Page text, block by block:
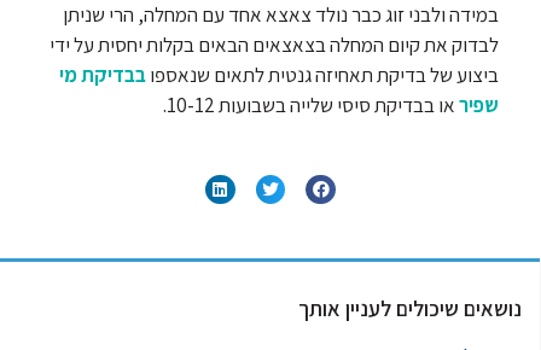
במידה ולבני זוג כבר נולד צאצא אחד עם המחלה, הרי שניתן
לבדוק את קיום המחלה בצאצאים הבאים בקלות יחסית על ידי
ביצוע של בדיקת תאחיזה גנטית לתאים שנאספובבדיקת מי
שפיראו בבדיקת סיסי שלייה בשבועות 10-12.
נושאים שיכולים לעניין אותך